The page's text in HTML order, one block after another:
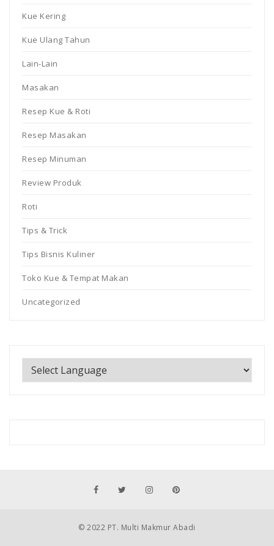
Kue Kering
Kue Ulang Tahun
Lain-Lain
Masakan
Resep Kue & Roti
Resep Masakan
Resep Minuman
Review Produk
Roti
Tips & Trick
Tips Bisnis Kuliner
Toko Kue & Tempat Makan
Uncategorized
© 2022 PT. Multi Makmur Abadi